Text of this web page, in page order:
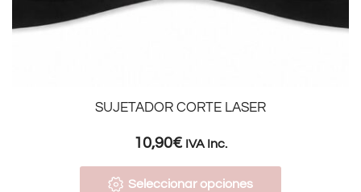
SUJETADOR CORTE LASER
10,90€ IVA Inc.
Seleccionar opciones